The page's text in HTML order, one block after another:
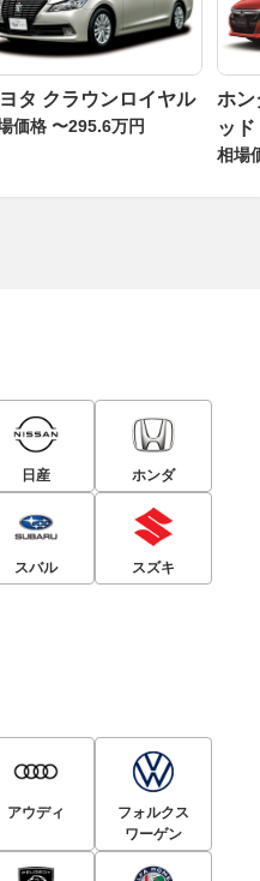
ヨタ クラウンロイヤル
価格 〜295.6万円
ホン
ッド
相場
日産 ホンダ
スバル スズキ
アウディ
フォルクス
ワーゲン